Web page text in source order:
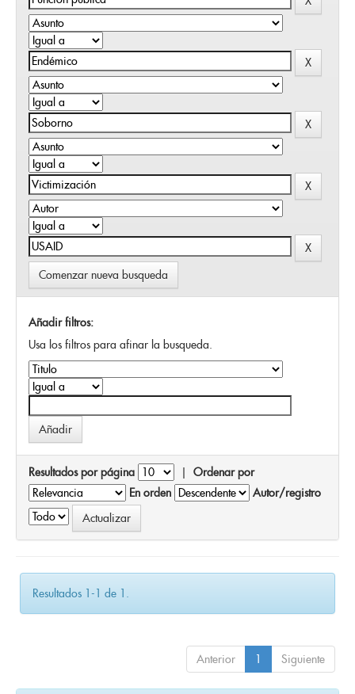
Comenzar nueva busqueda
Añadir filtros:
Usa los filtros para afinar la busqueda.
Resultados por página | Ordenar por
En orden
Autor/registro
Resultados 1-1 de 1.
Anterior 1 Siguiente